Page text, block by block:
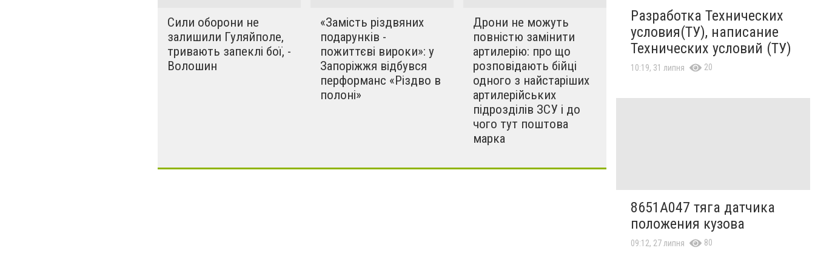
Сили оборони не
залишили Гуляйполе,
тривають запеклі бої, -
Волошин
«Замість різдвяних
подарунків -
пожиттєві вироки»: у
Запоріжжя відбувся
перформанс «Різдво в
полоні»
Дрони не можуть
повністю замінити
артилерію: про що
розповідають бійці
одного з найстаріших
артилерійських
підрозділів ЗСУ і до
чого тут поштова
марка
Разработка Технических
условия(ТУ), написание
Технических условий (ТУ)
10:19, 31 липня 20
8651A047 тяга датчика
положения кузова
09:12, 27 липня 80